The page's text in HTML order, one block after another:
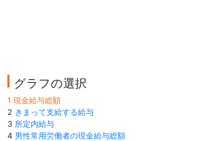
グラフの選択
1 現金給与総額
2 きまって支給する給与
3 所定内給与
4 男性常用労働者の現金給与総額